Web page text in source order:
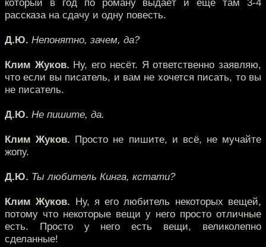
который в год по роману выдаёт и ещё там 3-4
рассказа на сдачу и одну повесть.
Д.Ю. Непонятно, зачем, да?
Клим Жуков. Ну, его несёт. Я ответственно заявляю,
что если вы писатель, и вам не хочется писать, то вы
не писатель.
Д.Ю. Не пишите, да.
Клим Жуков. Просто не пишите, и всё, не мучайте
жопу.
Д.Ю. Ты любитель Кинга, кстати?
Клим Жуков. Ну, я его любитель некоторых вещей,
потому что некоторые вещи у него просто отличные
есть. Просто у него есть вещи, великолепно
сделанные!